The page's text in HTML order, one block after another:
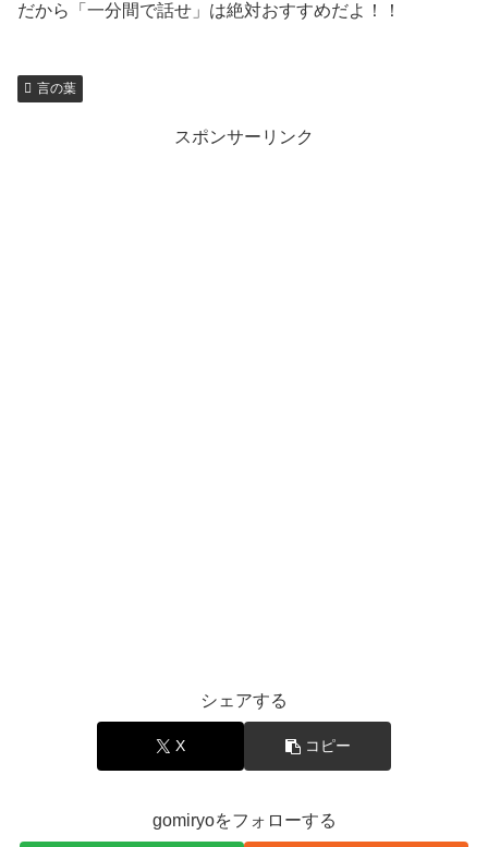
だから「一分間で話せ」は絶対おすすめだよ！！
言の葉
スポンサーリンク
シェアする
X コピー
gomiryoをフォローする